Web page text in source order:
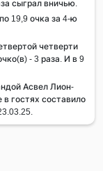
сыграл вничью.
19,9 очка за 4-ю
четверти
- 3 раза. И в 9
Асвел Лион-
в гостях составило